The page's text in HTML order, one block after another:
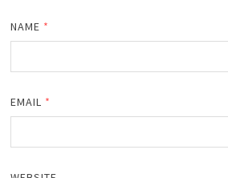
NAME *
EMAIL *